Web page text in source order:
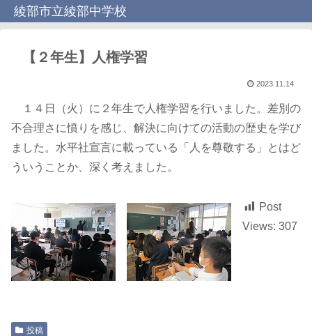
綾部市立綾部中学校
【２年生】人権学習
2023.11.14
１４日（火）に２年生で人権学習を行いました。差別の
不合理さに憤りを感じ、解決に向けての活動の歴史を学び
ました。水平社宣言に載っている「人を尊敬する」とはど
ういうことか、深く考えました。
Post
Views: 307
投稿